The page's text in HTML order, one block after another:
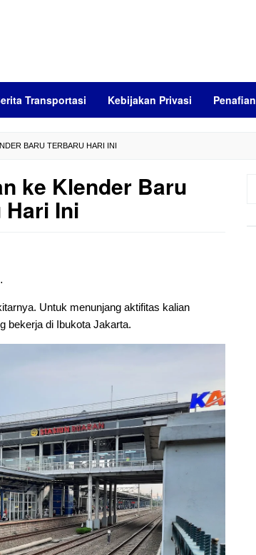
Transportasi Kebijakan Privasi Penafian
BARU TERBARU HARI INI
ke Klender Baru
Hari Ini
Untuk menunjang aktifitas kalian
bekerja di Ibukota Jakarta.